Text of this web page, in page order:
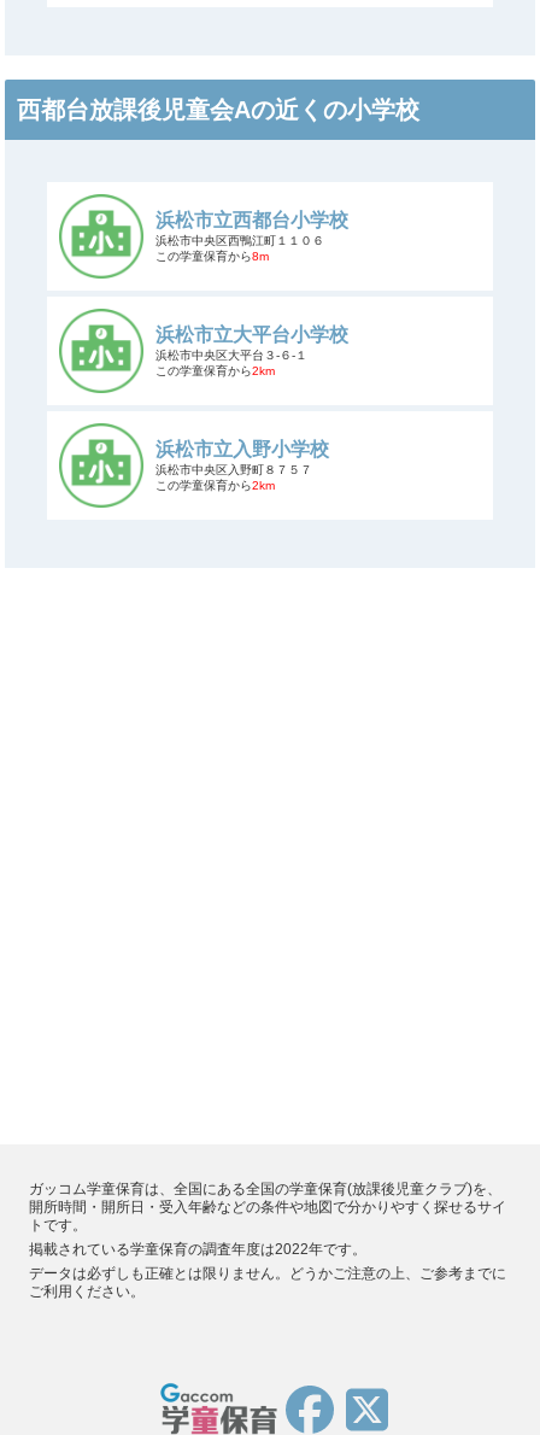
西都台放課後児童会Aの近くの小学校
浜松市立西都台小学校
浜松市中央区西鴨江町１１０６
この学童保育から8m
浜松市立大平台小学校
浜松市中央区大平台３-６-１
この学童保育から2km
浜松市立入野小学校
浜松市中央区入野町８７５７
この学童保育から2km
ガッコム学童保育は、全国にある全国の学童保育(放課後児童クラブ)を、
開所時間・開所日・受入年齢などの条件や地図で分かりやすく探せるサイ
トです。
掲載されている学童保育の調査年度は2022年です。
データは必ずしも正確とは限りません。どうかご注意の上、ご参考までに
ご利用ください。